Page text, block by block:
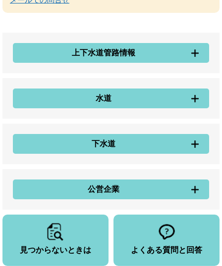
上下水道管路情報
水道
下水道
公営企業
見つからないときは よくある質問と回答